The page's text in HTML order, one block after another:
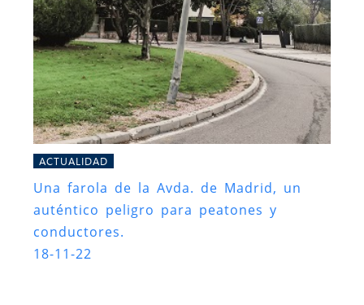
ACTUALIDAD
Una farola de la Avda. de Madrid, un
auténtico peligro para peatones y
conductores.
18-11-22